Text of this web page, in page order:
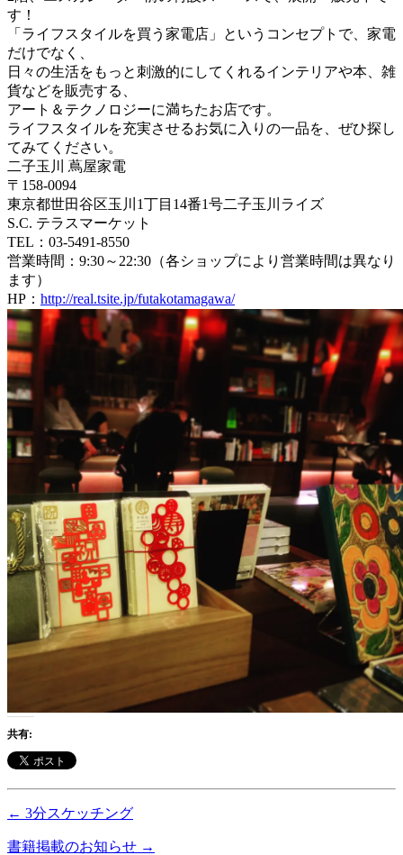
す！
「ライフスタイルを買う家電店」というコンセプトで、 家電
だけでなく、
日々の生活をもっと刺激的にしてくれるインテリアや本、 雑
貨などを販売する、
アート＆テクノロジーに満ちたお店です。
ライフスタイルを充実させるお気に入りの一品を、 ぜひ探し
てみてください。
二子玉川 蔦屋家電
〒158-0094
東京都世田谷区玉川1丁目14番1号二子玉川ライズ
S.C. テラスマーケット
TEL：03-5491-8550
営業時間：9:30～22:30（各ショップにより営業時間は異なり
ます）
HP： http://real.tsite.jp/futakotamagawa/
共有:
← 3分スケッチング
書籍掲載のお知らせ →